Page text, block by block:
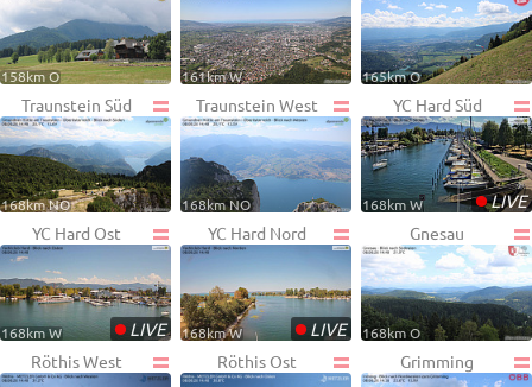
158km O 161km W 165km O
Traunstein Süd
168km NO
Traunstein West
168km NO
YC Hard Süd
•LIVE
168km W
YC Hard Ost
•LIVE
168km W
YC Hard Nord
•LIVE
168km W
Gnesau
168km O
Röthis West Röthis Ost Grimming